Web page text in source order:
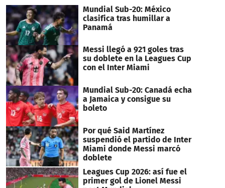
29
seconds
Mundial Sub-20: México
clasifica tras humillar a
Panamá
Messi llegó a 921 goles tras
su doblete en la Leagues Cup
con el Inter Miami
Mundial Sub-20: Canadá echa
a Jamaica y consigue su
boleto
Por qué Said Martínez
suspendió el partido de Inter
Miami donde Messi marcó
doblete
Leagues Cup 2026: así fue el
primer gol de Lionel Messi